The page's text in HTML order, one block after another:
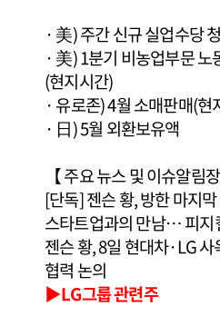
· 美) 주간 신규 실업수당
· 美) 1분기 비농업부문
(현지시간)
· 유로존) 4월 소매판매(현
· 日) 5월 외환보유액
【 주요 뉴스 및 이슈알림장
[단독] 젠슨 황, 방한 마지
스타트업과의 만남… 피지
젠슨 황, 8일 현대차·LG
협력 논의
▶LG그룹 관련주